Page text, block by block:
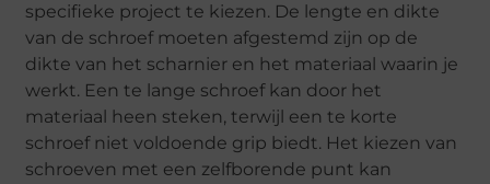
specifieke project te kiezen. De lengte en dikte
van de schroef moeten afgestemd zijn op de
dikte van het scharnier en het materiaal waarin je
werkt. Een te lange schroef kan door het
materiaal heen steken, terwijl een te korte
schroef niet voldoende grip biedt. Het kiezen van
schroeven met een zelfborende punt kan